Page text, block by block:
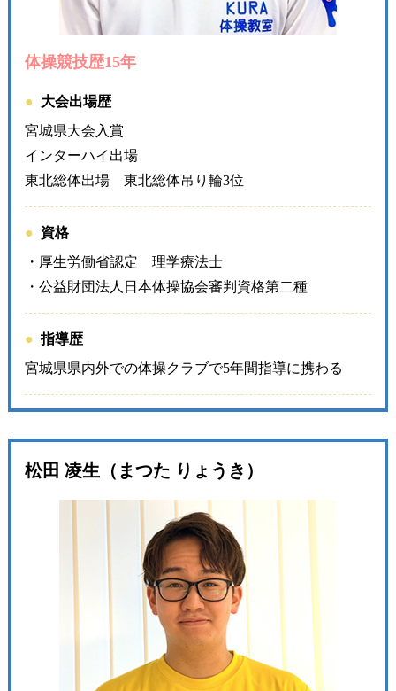
体操競技歴15年
大会出場歴
宮城県大会入賞
インターハイ出場
東北総体出場 東北総体吊り輪3位
資格
・厚生労働省認定 理学療法士
・公益財団法人日本体操協会審判資格第二種
指導歴
宮城県県内外での体操クラブで5年間指導に携わる
松田 凌生（まつた りょうき）